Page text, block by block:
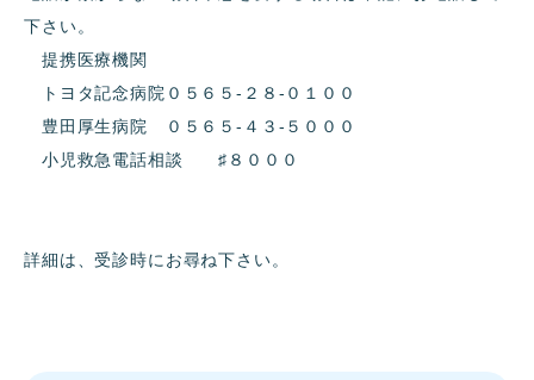
下さい。
提携医療機関
トヨタ記念病院０５６５-２８-０１００
豊田厚生病院 ０５６５-４３-５０００
小児救急電話相談 ♯８０００
詳細は、受診時にお尋ね下さい。